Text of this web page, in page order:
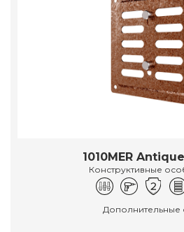
1010MER
Конструктивные
Дополнительные